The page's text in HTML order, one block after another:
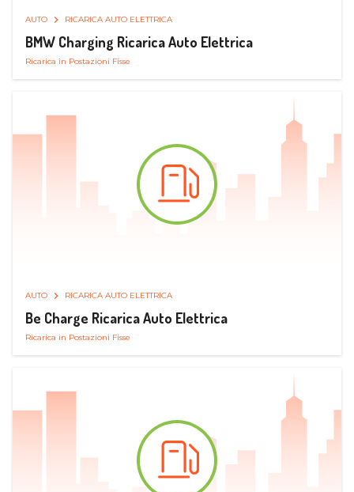
AUTO RICARICA AUTO ELETTRICA
BMW Charging Ricarica Auto Elettrica
Ricarica in Postazioni Fisse
AUTO RICARICA AUTO ELETTRICA
Be Charge Ricarica Auto Elettrica
Ricarica in Postazioni Fisse